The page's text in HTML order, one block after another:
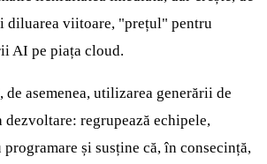
diluarea viitoare, "prețul" pentru
AI pe piața cloud.
de asemenea, utilizarea generării de
regrupează echipele,
și susține că, în consecință,